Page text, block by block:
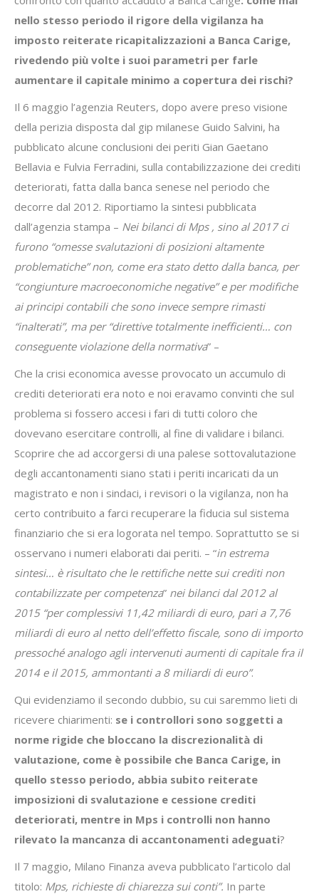
nello stesso periodo il rigore della vigilanza ha
imposto reiterate ricapitalizzazioni a Banca Carige,
rivedendo più volte i suoi parametri per farle
aumentare il capitale minimo a copertura dei rischi?
Il 6 maggio l’agenzia Reuters, dopo avere preso visione
della perizia disposta dal gip milanese Guido Salvini, ha
pubblicato alcune conclusioni dei periti Gian Gaetano
Bellavia e Fulvia Ferradini, sulla contabilizzazione dei crediti
deteriorati, fatta dalla banca senese nel periodo che
decorre dal 2012. Riportiamo la sintesi pubblicata
dall’agenzia stampa – Nei bilanci di Mps , sino al 2017 ci
furono “omesse svalutazioni di posizioni altamente
problematiche” non, come era stato detto dalla banca, per
“congiunture macroeconomiche negative” e per modifiche
ai principi contabili che sono invece sempre rimasti
“inalterati”, ma per “direttive totalmente inefficienti… con
conseguente violazione della normativa” –
Che la crisi economica avesse provocato un accumulo di
crediti deteriorati era noto e noi eravamo convinti che sul
problema si fossero accesi i fari di tutti coloro che
dovevano esercitare controlli, al fine di validare i bilanci.
Scoprire che ad accorgersi di una palese sottovalutazione
degli accantonamenti siano stati i periti incaricati da un
magistrato e non i sindaci, i revisori o la vigilanza, non ha
certo contribuito a farci recuperare la fiducia sul sistema
finanziario che si era logorata nel tempo. Soprattutto se si
osservano i numeri elaborati dai periti. – “in estrema
sintesi… è risultato che le rettifiche nette sui crediti non
contabilizzate per competenza” nei bilanci dal 2012 al
2015 “per complessivi 11,42 miliardi di euro, pari a 7,76
miliardi di euro al netto dell’effetto fiscale, sono di importo
pressoché analogo agli intervenuti aumenti di capitale fra il
2014 e il 2015, ammontanti a 8 miliardi di euro”.
Qui evidenziamo il secondo dubbio, su cui saremmo lieti di
ricevere chiarimenti: se i controllori sono soggetti a
norme rigide che bloccano la discrezionalità di
valutazione, come è possibile che Banca Carige, in
quello stesso periodo, abbia subito reiterate
imposizioni di svalutazione e cessione crediti
deteriorati, mentre in Mps i controlli non hanno
rilevato la mancanza di accantonamenti adeguati?
Il 7 maggio, Milano Finanza aveva pubblicato l’articolo dal
titolo: Mps, richieste di chiarezza sui conti”. In parte